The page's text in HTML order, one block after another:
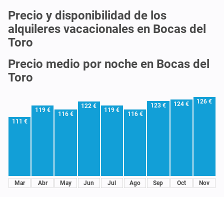
Precio y disponibilidad de los
alquileres vacacionales en Bocas del
Toro
Precio medio por noche en Bocas del
Toro
111 €
Mar
119 €
Abr
116 €
May
122 €
Jun
119 €
Jul
116 €
Ago
123 €
Sep
124 €
Oct
126 €
Nov